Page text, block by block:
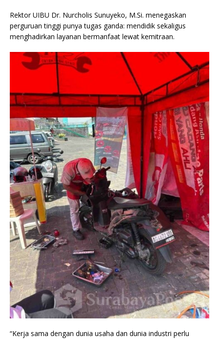
Rektor UIBU Dr. Nurcholis Sunuyeko, M.Si. menegaskan
perguruan tinggi punya tugas ganda: mendidik sekaligus
menghadirkan layanan bermanfaat lewat kemitraan.
“Kerja sama dengan dunia usaha dan dunia industri perlu